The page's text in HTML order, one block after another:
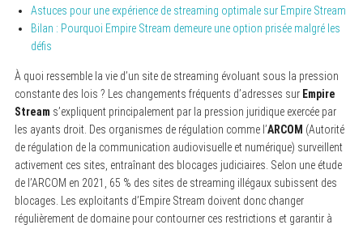
Astuces pour une expérience de streaming optimale sur Empire Stream
Bilan : Pourquoi Empire Stream demeure une option prisée malgré les
défis
À quoi ressemble la vie d’un site de streaming évoluant sous la pression
constante des lois ? Les changements fréquents d’adresses sur Empire
Stream s’expliquent principalement par la pression juridique exercée par
les ayants droit. Des organismes de régulation comme l’ARCOM (Autorité
de régulation de la communication audiovisuelle et numérique) surveillent
activement ces sites, entraînant des blocages judiciaires. Selon une étude
de l’ARCOM en 2021, 65 % des sites de streaming illégaux subissent des
blocages. Les exploitants d’Empire Stream doivent donc changer
régulièrement de domaine pour contourner ces restrictions et garantir à